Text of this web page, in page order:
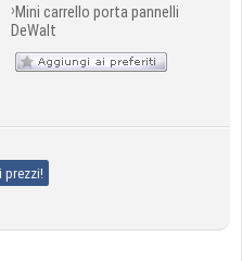
›Mini carrello porta pannelli
DeWalt
prezzi!